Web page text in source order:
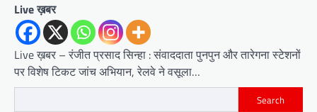
Live ख़बर
Live ख़बर – रंजीत प्रसाद सिन्हा : संवाददाता पुनपुन और तारेगना स्टेशनों
पर विशेष टिकट जांच अभियान, रेलवे ने वसूला…
Search